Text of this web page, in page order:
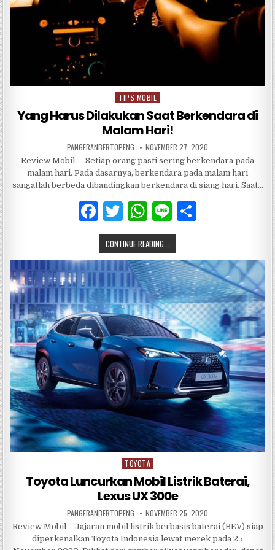
Posted
TIPS MOBIL
Yang Harus Dilakukan Saat Berkendara di
Malam Hari!
PANGERANBERTOPENG NOVEMBER 27, 2020
Review Mobil – Setiap orang pasti sering berkendara pada
malam hari. Pada dasarnya, berkendara pada malam hari
sangatlah berbeda dibandingkan berkendara di siang hari. Saat…
F
a
c
e
b
o
o
k
T
w
it
te
r
W
h
at
s
A
p
p
Li
n
e
CONTINUE READING...
Posted
TOYOTA
Toyota Luncurkan Mobil Listrik Baterai,
Lexus UX 300e
PANGERANBERTOPENG NOVEMBER 25, 2020
Review Mobil – Jajaran mobil listrik berbasis baterai (BEV) siap
diperkenalkan Toyota Indonesia lewat merek pada 25